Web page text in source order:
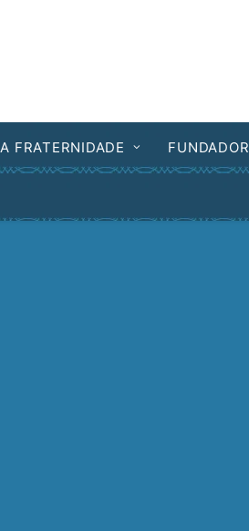
A FRATERNIDADE FUNDADOR